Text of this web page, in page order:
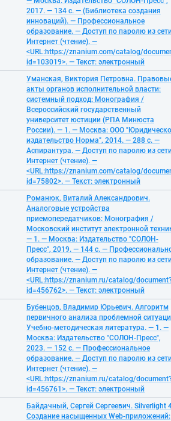
2017. — 134 с. — (Библиотека создания
инноваций). — Профессиональное
образование. — Доступ по паролю из
Интернет (чтение). —
<URL:https://znanium.com/catalog/
id=103019>. — Текст: электронный
Уманская, Виктория Петровна.
акты органов исполнительной власти:
системный подход: Монография /
Всероссийский государственный
университет юстиции (РПА Минюста
России). — 1. — Москва: ООО
издательство Норма", 2014. — 288 с. —
Аспирантура. — Доступ по паролю из
Интернет (чтение). —
<URL:https://znanium.com/catalog/
id=75802>. — Текст: электронный
Романюк, Виталий Александрович.
Аналоговые устройства
приемопередатчиков: Монография /
Московский институт электронной
— 1. — Москва: Издательство "СОЛОН-
Пресс", 2019. — 144 с. —
образование. — Доступ по паролю из
Интернет (чтение). —
<URL:https://znanium.ru/catalog/
id=456762>. — Текст: электронный
Бубенцов, Владимир Юрьевич. Алгоритм
первичного анализа проблемной
Учебно-методическая литература. — 1. —
Москва: Издательство "СОЛОН-Пресс",
2023. — 152 с. — Профессиональное
образование. — Доступ по паролю из
Интернет (чтение). —
<URL:https://znanium.ru/catalog/
id=456761>. — Текст: электронный
Байдачный, Сергей Сергеевич. Silverlight
Создание насыщенных Web-приложений: